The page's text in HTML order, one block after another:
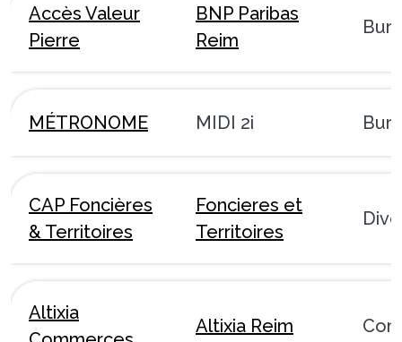
Accès Valeur
Pierre
BNP Paribas
Reim
MÉTRONOME MIDI 2i
CAP Foncières
& Territoires
Foncieres et
Territoires
Altixia
Altixia Reim